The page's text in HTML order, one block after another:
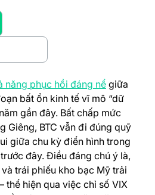
tab)
năng phục hồi đáng nể(opens in
giữa
bất ổn kinh tế vĩ mô “dữ
gần đây. Bất chấp mức
Giêng, BTC vẫn đi đúng quỹ
giữa chu kỳ điển hình trong
đây. Điều đáng chú ý là,
trái phiếu kho bạc Mỹ trải
thể hiện qua việc chỉ số VIX